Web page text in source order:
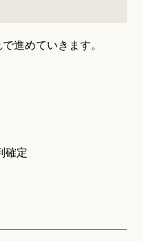
進めていきます。
確定